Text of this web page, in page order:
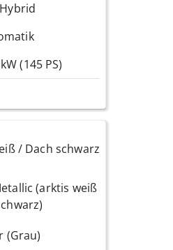
Hybrid
(145 PS)
/ Dach schwarz
(arktis weiß
(Grau)